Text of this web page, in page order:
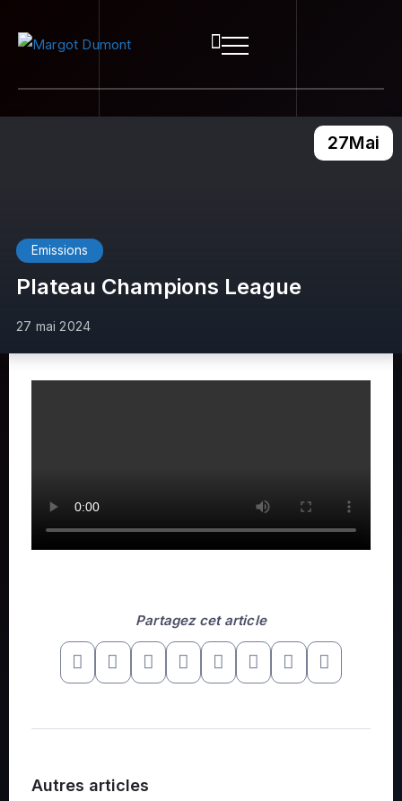
27Mai
Emissions
Plateau Champions League
27 mai 2024
Partagez cet article
Autres articles